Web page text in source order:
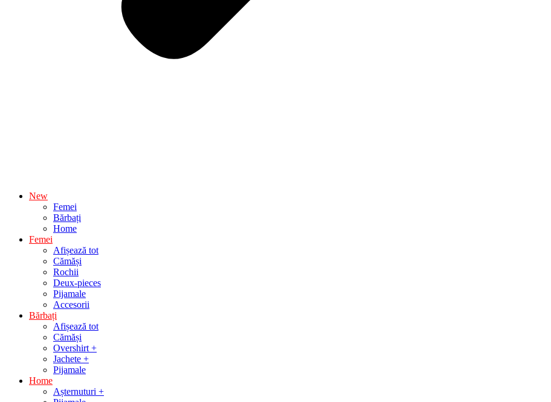
New
Femei
Bărbați
Home
Femei
Afișează tot
Cămăși
Rochii
Deux-pieces
Pijamale
Accesorii
Bărbați
Afișează tot
Cămăși
Overshirt +
Jachete +
Pijamale
Home
Așternuturi +